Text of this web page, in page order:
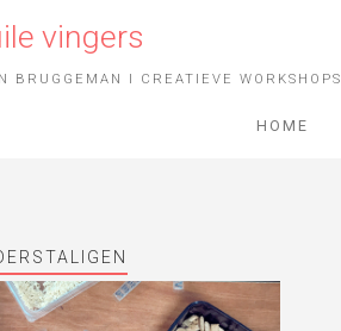
vingers
BRUGGEMAN I CREATIEVE WORKSHOPS
HOME